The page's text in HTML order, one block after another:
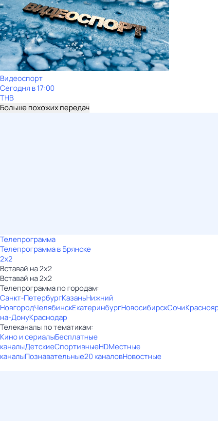
Видеоспорт
Сегодня в 17:00
ТНВ
Больше похожих передач
Телепрограмма
Телепрограмма в Брянске
2x2
Вставай на 2х2
Вставай на 2х2
Телепрограмма по городам:
Санкт-ПетербургКазаньНижний
НовгородЧелябинскЕкатеринбургНовосибирскСочи
на-ДонуКраснодар
Телеканалы по тематикам:
Кино и сериалыБесплатные
каналыДетскиеСпортивныеHDМестные
каналыПознавательные20 каналовНовостные